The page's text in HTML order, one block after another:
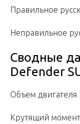
Правильное
Неправильное
Сводные
Defender
Объем
Крутящий